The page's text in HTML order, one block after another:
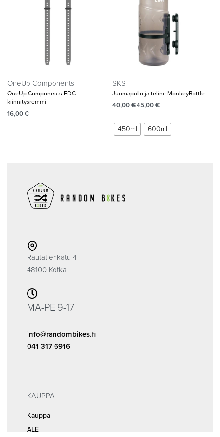
OneUp Components
OneUp Components EDC
kiinnitysremmi
16,00€
SKS
Juomapullo ja teline MonkeyBottle
40,00€45,00€
450ml 600ml
Rautatienkatu 4
48100 Kotka
MA-PE 9-17
info@randombikes.fi
041 317 6916
KAUPPA
Kauppa
ALE